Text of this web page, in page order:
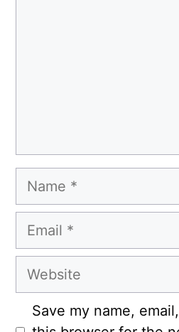
Name
Email
Website
Save my name,